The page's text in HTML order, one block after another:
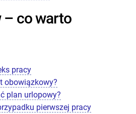
– co warto
pracy
obowiązkowy?
plan urlopowy?
pierwszej pracy